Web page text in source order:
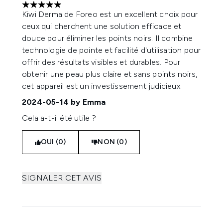
5 étoiles sur un maximum de 5
Kiwi Derma de Foreo est un excellent choix pour
ceux qui cherchent une solution efficace et
douce pour éliminer les points noirs. Il combine
technologie de pointe et facilité d'utilisation pour
offrir des résultats visibles et durables. Pour
obtenir une peau plus claire et sans points noirs,
cet appareil est un investissement judicieux.
2024-05-14 by Emma
Cela a-t-il été utile ?
OUI (0) NON (0)
SIGNALER CET AVIS